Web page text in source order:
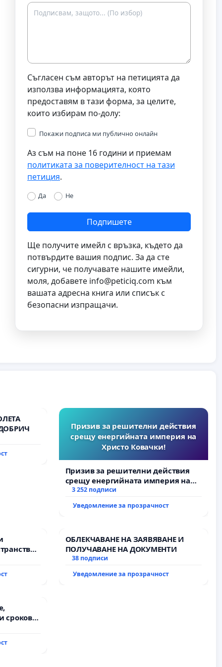
Съгласен съм авторът на петицията да
използва информацията, която
предоставям в тази форма, за целите,
които избирам по-долу:
Покажи подписа ми публично онлайн
Аз съм на поне 16 години и приемам
политиката за поверителност на тази
петиция.
Да Не
Подпишете
Ще получите имейл с връзка, където да
потвърдите вашия подпис. За да сте
сигурни, че получавате нашите имейли,
моля, добавете info@peticiq.com към
вашата адресна книга или списък с
безопасни изпращачи.
Призив за решителни действия
срещу енергийната империя на
Христо Ковачки!
Призив за решителни действия
срещу енергийната империя на
Христо Ковачки!
3 252 подписи
Уведомление за прозрачност
ОБЛЕКЧАВАНЕ НА ЗАЯВЯВАНЕ И
ПОЛУЧАВАНЕ НА ДОКУМЕНТИ
38 подписи
Уведомление за прозрачност
срокове
пътен